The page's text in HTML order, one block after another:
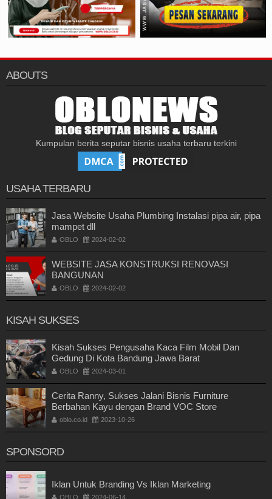
ABOUTS
Kumpulan berita seputar bisnis usaha terbaru terkini
USAHA TERBARU
Jasa Website Usaha Plumbing Instalasi pipa air, pipa
mampet dll
OBLO 2024-02-02
WEBSITE JASA KONSTRUKSI RENOVASI
BANGUNAN
OBLO 2024-02-02
KISAH SUKSES
Kisah Sukses Pengusaha Kaca Film Mobil Dan
Gedung Di Kota Bandung Jawa Barat
OBLO 2024-03-01
Cerita Ranny, Sukses Jalani Bisnis Furniture
Berbahan Kayu dengan Brand VOC Store
oblo.co.id 2023-10-26
SPONSORD
Iklan Untuk Branding Vs Iklan Marketing
OBLO 2024-06-14